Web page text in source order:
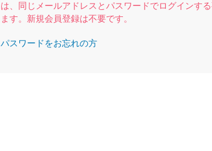
は、同じメールアドレスとパスワードでログインす
ます。新規会員登録は不要です。
パスワードをお忘れの方